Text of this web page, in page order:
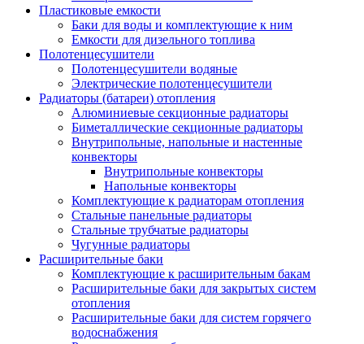
Пластиковые емкости
Баки для воды и комплектующие к ним
Емкости для дизельного топлива
Полотенцесушители
Полотенцесушители водяные
Электрические полотенцесушители
Радиаторы (батареи) отопления
Алюминиевые секционные радиаторы
Биметаллические секционные радиаторы
Внутрипольные, напольные и настенные
конвекторы
Внутрипольные конвекторы
Напольные конвекторы
Комплектующие к радиаторам отопления
Стальные панельные радиаторы
Стальные трубчатые радиаторы
Чугунные радиаторы
Расширительные баки
Комплектующие к расширительным бакам
Расширительные баки для закрытых систем
отопления
Расширительные баки для систем горячего
водоснабжения